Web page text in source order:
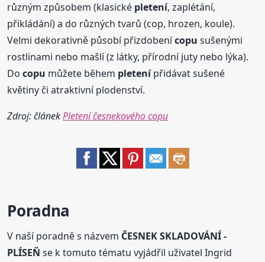
různým způsobem (klasické pletení, zaplétání,
přikládání) a do různých tvarů (cop, hrozen, koule).
Velmi dekorativně působí přizdobenícopu sušenými
rostlinami nebo mašlí (z látky, přírodní juty nebo lýka).
Docopu můžete během pletenípřidávat sušené
květiny či atraktivní plodenství.
Zdroj: článekPletení česnekového copu
Poradna
V naší poradně s názvem ČESNEK SKLADOVÁNÍ -
PLÍSEŇ se k tomuto tématu vyjádřil uživatel Ingrid